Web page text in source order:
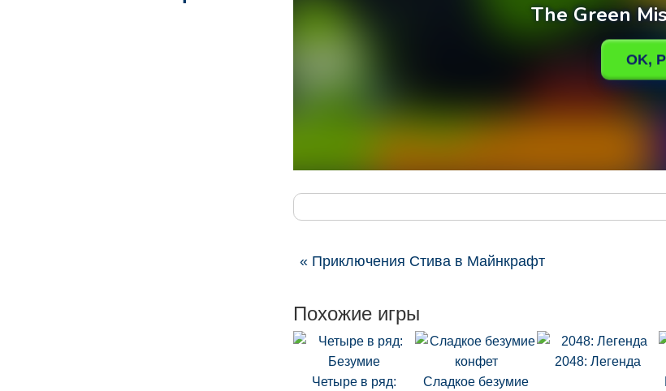
« Приключения Стива в Майнкрафт
Похожие игры
Четыре в ряд:
Сладкое безумие
2048: Легенда